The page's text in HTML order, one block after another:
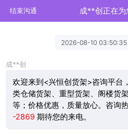
结束沟通 成**创正在为
2026-08-10 03:50:35
成**创
欢迎来到<兴恒创货架>咨询平台
类仓储货架、重型货架、阁楼货
等；价格优惠，质量放心。咨询热
-2869 期待您的来电。